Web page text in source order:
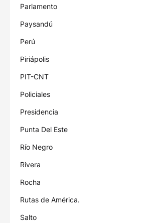
Parlamento
Paysandú
Perú
Piriápolis
PIT-CNT
Policiales
Presidencia
Punta Del Este
Río Negro
Rivera
Rocha
Rutas de América.
Salto